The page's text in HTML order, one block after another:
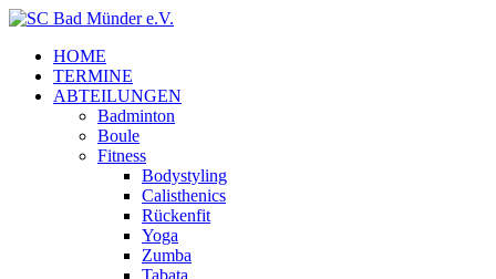
HOME
TERMINE
ABTEILUNGEN
Badminton
Boule
Fitness
Bodystyling
Calisthenics
Rückenfit
Yoga
Zumba
Tabata